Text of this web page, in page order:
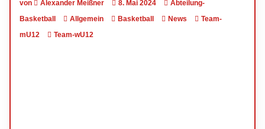
von Alexander Meißner 8. Mai 2024
Abteilung-
Basketball
Allgemein Basketball News
Team-
mU12
Team-wU12